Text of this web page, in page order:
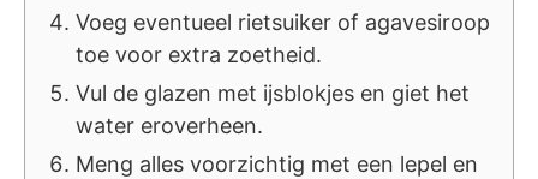
Voeg eventueel rietsuiker of agavesiroop
toe voor extra zoetheid.
Vul de glazen met ijsblokjes en giet het
water eroverheen.
Meng alles voorzichtig met een lepel en